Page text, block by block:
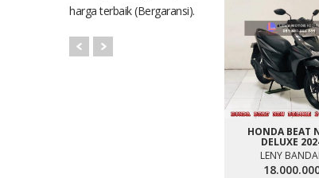
harga terbaik (Bergaransi).
HONDA BEAT
DELUXE
LENY